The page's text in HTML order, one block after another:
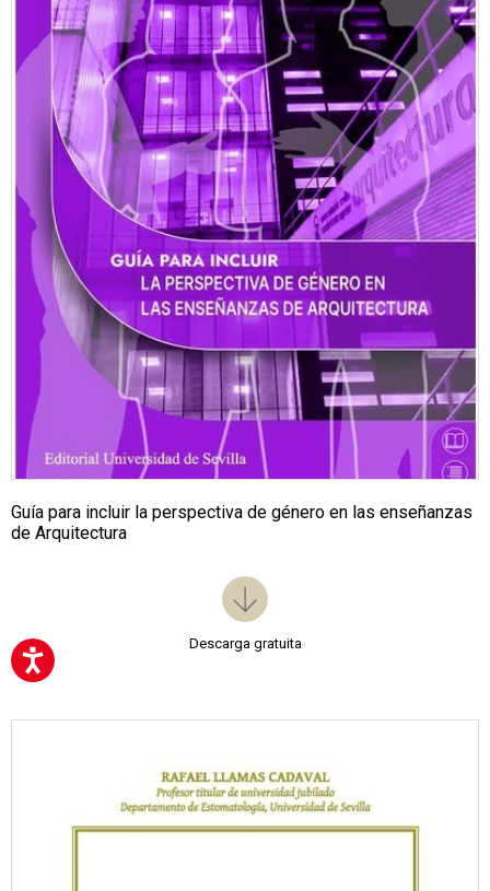
Guía para incluir la perspectiva de género en las enseñanzas
de Arquitectura
Descarga gratuita